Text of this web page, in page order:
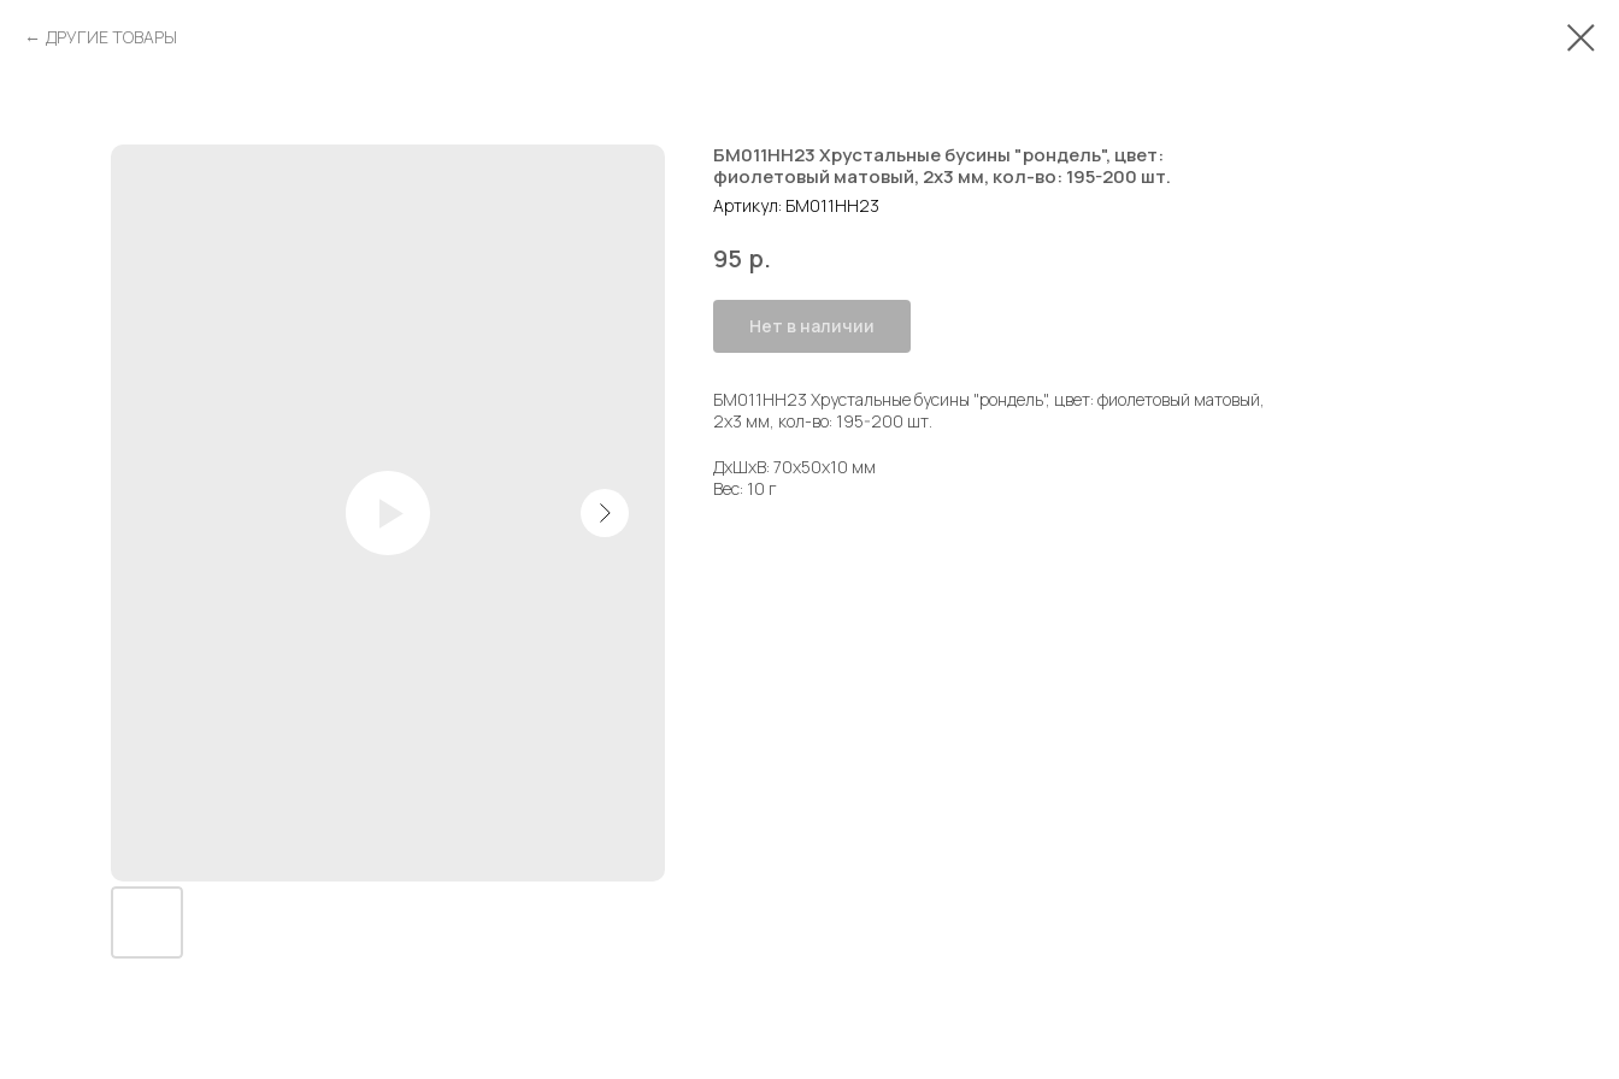
ДРУГИЕ ТОВАРЫ
БМ011НН23 Хрустальные бусины "рондель", цвет:
фиолетовый матовый, 2х3 мм, кол-во: 195-200 шт.
Артикул: БМ011НН23
95 р.
Нет в наличии
БМ011НН23 Хрустальные бусины "рондель", цвет: фиолетовый матовый,
2х3 мм, кол-во: 195-200 шт.
ДxШxВ: 70x50x10 мм
Вес: 10 г